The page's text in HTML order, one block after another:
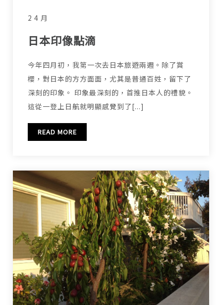
2 4 月
日本印像點滴
今年四月初，我第一次去日本旅遊兩週。除了賞
櫻，對日本的方方面面，尤其是普通百姓，留下了
深刻的印象。 印象最深刻的，首推日本人的禮貌。
這從一登上日航就明顯感覺到了[...]
READ MORE